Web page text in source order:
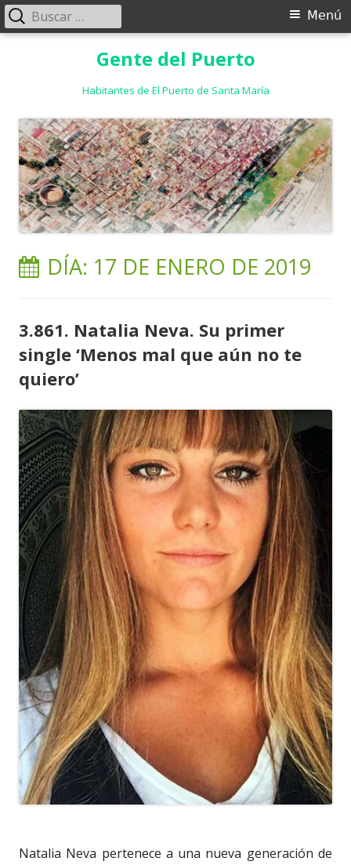
Gente del Puerto
Habitantes de El Puerto de Santa María
Menú
Menú
Buscar:
DÍA: 17 DE ENERO DE 2019
3.861. Natalia Neva. Su primer
single ‘Menos mal que aún no te
quiero’
Natalia Neva pertenece a una nueva generación de